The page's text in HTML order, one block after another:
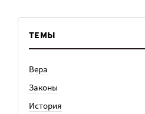
ТЕМЫ
Вера
Законы
История